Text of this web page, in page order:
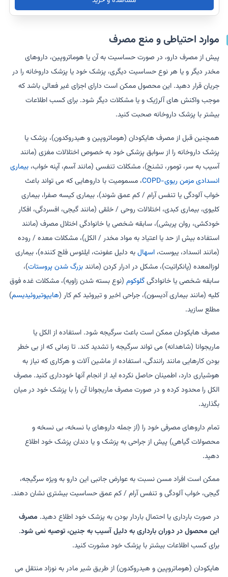
موارد احتیاطی و منع مصرف
پیش از مصرف دارو، در صورت حساسیت به آن یا هوماتروپین، داروهای
مخدر دیگر و یا هر نوع حساسیت دیگری، پزشک خود یا پزشک داروخانه را در
جریان قرار دهید. این محصول ممکن است دارای اجزای غیر فعالی باشد که
موجب واکنش های آلرژیک و یا مشکلات دیگر شود. برای کسب اطلاعات
بیشتر با پزشک داروخانه صحبت کنید.
همچنین قبل از مصرف هایکودان (هوماتروپین و هیدروکدون)، پزشک یا
پزشک داروخانه را از سوابق پزشکی خود به خصوص اختلالات مغزی (مانند
آسیب به سر، تومور، تشنج)، مشکلات تنفسی (مانند آسم، آپنه خواب،بیماری
انسدادی مزمن ریوی-COPD
، مسمومیت با داروهایی که می تواند باعث
خواب آلودگی یا تنفس آرام / کم عمق شوند)، بیماری کیسه صفرا، بیماری
کلیوی، بیماری کبدی، اختلالات روحی / خلقی (مانند گیجی، افسردگی، افکار
خودکشی، روان پریشی)، سابقه شخصی یا خانوادگی اختلال مصرف (مانند
استفاده بیش از حد یا اعتیاد به مواد مخدر / الکل)، مشکلات معده / روده
(مانند انسداد، یبوست،اسهالبه دلیل عفونت، ایلئوس فلج کننده)، بیماری
لوزالمعده (پانکراتیت)، مشکل در ادرار کردن (مانندبزرگ شدن پروستات)،
سابقه شخصی یا خانوادگیگلوکوم (نوع بسته شدن زاویه)، مشکلات غده فوق
کلیه (مانند بیماری آدیسون)، جراحی اخیر و تیروئید کم کار (هایپوتیروئیدیسم)
مطلع سازید.
مصرف هایکودان ممکن است باعث سرگیجه شود. استفاده از الکل یا
ماریجوانا (شاهدانه) می تواند سرگیجه را تشدید کند. تا زمانی که از بی خطر
بودن کارهایی مانند رانندگی، استفاده از ماشین آلات و هرکاری که نیاز به
هوشیاری دارد، اطمینان حاصل نکرده اید از انجام آنها خودداری کنید. مصرف
الکل را محدود کرده و در صورت مصرف ماریجوانا آن را با پزشک خود در میان
بگذارید.
تمام داروهای مصرفی خود را (از جمله داروهای با نسخه، بی نسخه و
محصولات گیاهی) پیش از جراحی به پزشک و یا دندان پزشک خود اطلاع
دهید.
ممکن است افراد مسن نسبت به عوارض جانبی این دارو به ویژه سرگیجه،
گیجی، خواب آلودگی و تنفس آرام / کم عمق حساسیت بیشتری نشان دهند.
در صورت بارداری یا احتمال باردار بودن به پزشک خود اطلاع دهید. مصرف
این محصول در دوران بارداری به دلیل آسیب به جنین، توصیه نمی شود.
برای کسب اطلاعات بیشتر با پزشک خود مشورت کنید.
هایکودان (هوماتروپین و هیدروکدون) از طریق شیر مادر به نوزاد منتقل می